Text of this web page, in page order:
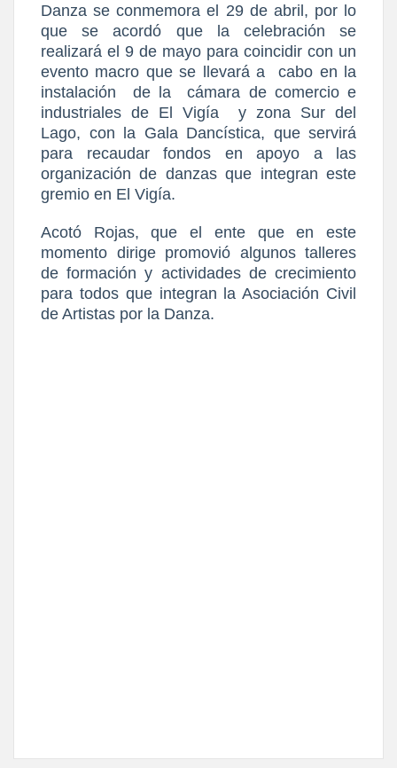
Danza se conmemora el 29 de abril, por lo
que se acordó que la celebración se
realizará el 9 de mayo para coincidir con un
evento macro que se llevará a
cabo en la
instalación
de la
cámara de comercio e
industriales de El Vigía
y zona Sur del
Lago, con la Gala Dancística, que servirá
para recaudar fondos en apoyo a las
organización de danzas que integran este
gremio en El Vigía.
Acotó Rojas, que el ente que en este
momento dirige promovió algunos talleres
de formación y actividades de crecimiento
para todos que integran la Asociación Civil
de Artistas por la Danza.